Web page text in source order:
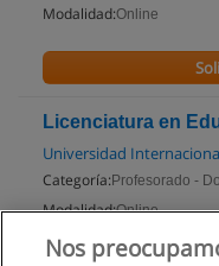
Modalidad:Online
Licenciatura en
Universidad
Categoría: Profesorado -
Modalidad:Online
Nos